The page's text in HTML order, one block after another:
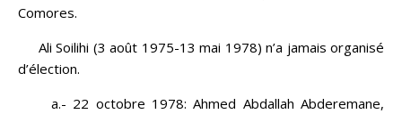
Comores.
Ali Soilihi (3 août 1975-13 mai 1978) n’a jamais organisé
d’élection.
a.- 22 octobre 1978: Ahmed Abdallah Abderemane,